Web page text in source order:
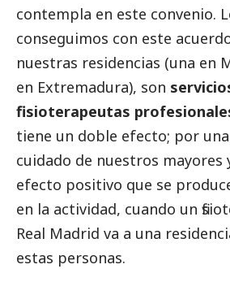
contempla en este convenio.
conseguimos con este
nuestras residencias (una en
en Extremadura), son
fisioterapeutas
tiene un doble efecto; por
cuidado de nuestros mayores
efecto positivo que se
en la actividad, cuando un
Real Madrid va a una
estas personas.